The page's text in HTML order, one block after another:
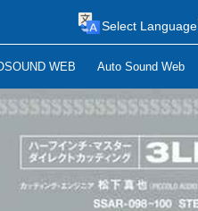
WEB Auto Sound Web
Select Language